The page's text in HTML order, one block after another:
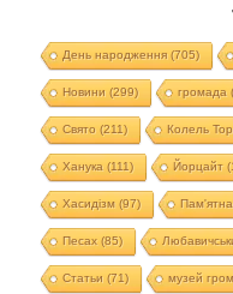
День народження(705)
Новини (299) громада
Свято (211) Колель
Ханука (111) Йорцайт
Хасидізм (97)
Песах(85)
Статьи (71) музей